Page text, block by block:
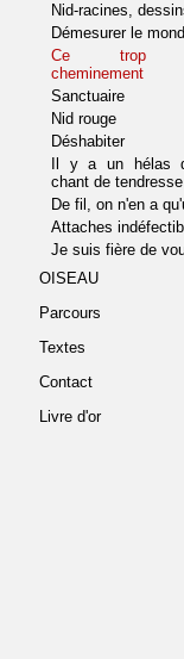
Nid-racines,
Démesurer le
Ce trop
cheminement
Sanctuaire
Nid rouge
Déshabiter
Il y a un hélas
chant de tendresse
De fil, on n'en a
Attaches
Je suis fière de
OISEAU
Parcours
Textes
Contact
Livre d'or